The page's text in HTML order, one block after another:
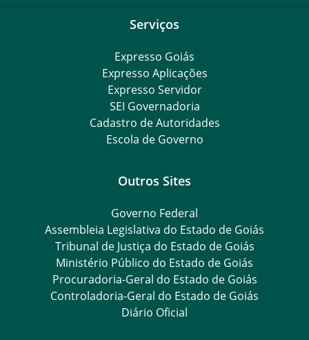
Serviços
Expresso Goiás
Expresso Aplicações
Expresso Servidor
SEI Governadoria
Cadastro de Autoridades
Escola de Governo
Outros Sites
Governo Federal
Assembleia Legislativa do Estado de Goiás
Tribunal de Justiça do Estado de Goiás
Ministério Público do Estado de Goiás
Procuradoria-Geral do Estado de Goiás
Controladoria-Geral do Estado de Goiás
Diário Oficial